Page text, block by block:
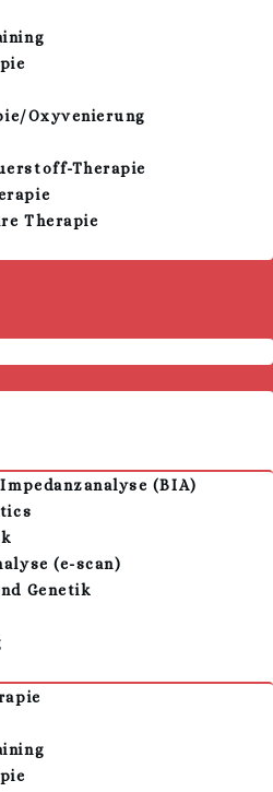
Oxyvenierung
Therapie
Therapie
(BIA)
(e-scan)
Genetik